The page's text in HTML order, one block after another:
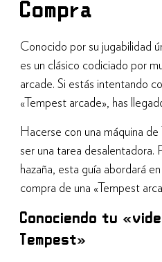
Compra
Conocido por su jugabilidad
es un clásico codiciado por
arcade. Si estás intentando
«Tempest arcade», has
Hacerse con una máquina
ser una tarea desalentadora.
hazaña, esta guía abordará
compra de una «Tempest
Conociendo tu
Tempest»